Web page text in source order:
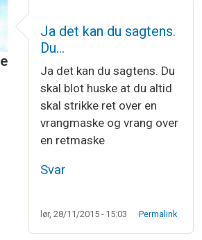
Perlestrik på strømpepindeaf
Ja det kan du sagtens.
Du…
Ja det kan du sagtens. Du
skal blot huske at du altid
skal strikke ret over en
vrangmaske og vrang over
en retmaske
Svar
lør, 28/11/2015 - 15:03 Permalink